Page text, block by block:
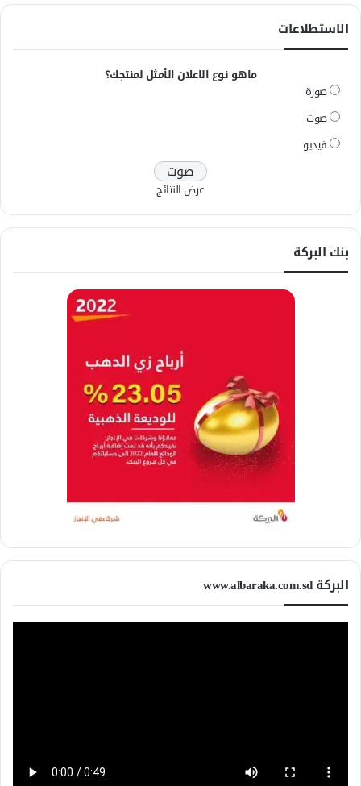
الاستطلاعات
ماهو نوع الاعلان الأمثل لمنتجك؟
صورة
صوت
فيديو
عرض النتائج
بنك البركة
البركة www.albaraka.com.sd